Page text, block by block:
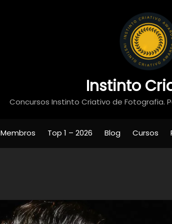
Instinto
Concursos Instinto Criativo de Fotografia.
Membros Top 1 – 2026 Blog Cursos